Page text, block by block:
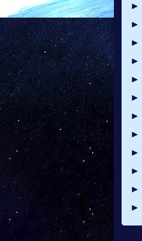
►
►
►
►
►
►
►
►
►
►
►
►